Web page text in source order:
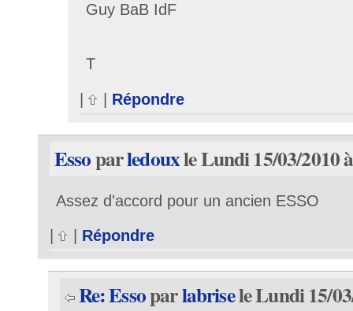
Guy BaB IdF
T
| Répondre
Essoparledouxle Lundi 15/03/2010
Assez d'accord pour un ancien ESSO
Répondre
Re: Essoparlabrisele Lundi 15/